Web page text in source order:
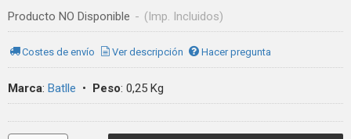
Producto NO Disponible - (Imp. Incluidos)
Costes de envío Ver descripción Hacer pregunta
Marca: Batlle • Peso: 0,25 Kg